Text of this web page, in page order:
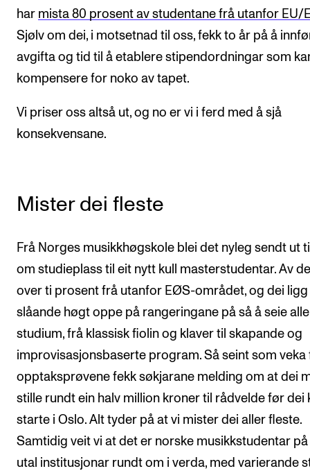
har mista 80 prosent av studentane frå utanfor EU/
Sjølv om dei, i motsetnad til oss, fekk to år på å
avgifta og tid til å etablere stipendordningar som
kompensere for noko av tapet.
Vi priser oss altså ut, og no er vi i ferd med å sjå
konsekvensane.
Mister dei fleste
Frå Norges musikkhøgskole blei det nyleg sendt ut
om studieplass til eit nytt kull masterstudentar. Av
over ti prosent frå utanfor EØS-området, og dei ligg
slåande høgt oppe på rangeringane på så å seie alle
studium, frå klassisk fiolin og klaver til skapande og
improvisasjonsbaserte program. Så seint som veka
opptaksprøvene fekk søkjarane melding om at dei
stille rundt ein halv million kroner til rådvelde før dei
starte i Oslo. Alt tyder på at vi mister dei aller fleste.
Samtidig veit vi at det er norske musikkstudentar på
utal institusjonar rundt om i verda, med varierande